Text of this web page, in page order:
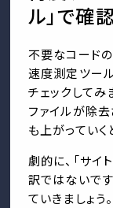
ル」で確
不要なコード
速度測定ツー
チェックしてみ
ファイルが除
も上がっていく
劇的に、「サイ
訳ではないで
ていきましょう。